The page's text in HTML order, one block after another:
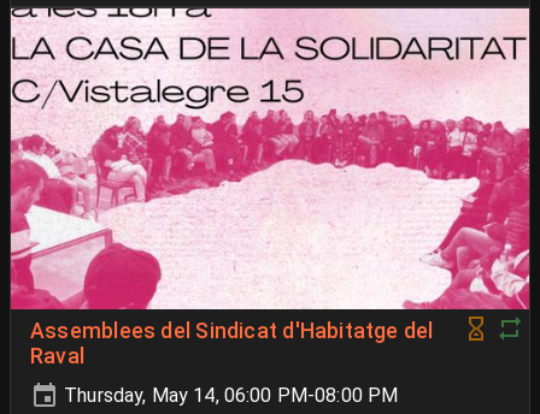
Assemblees del Sindicat d'Habitatge del
Raval
Thursday, May 14, 06:00 PM-08:00 PM